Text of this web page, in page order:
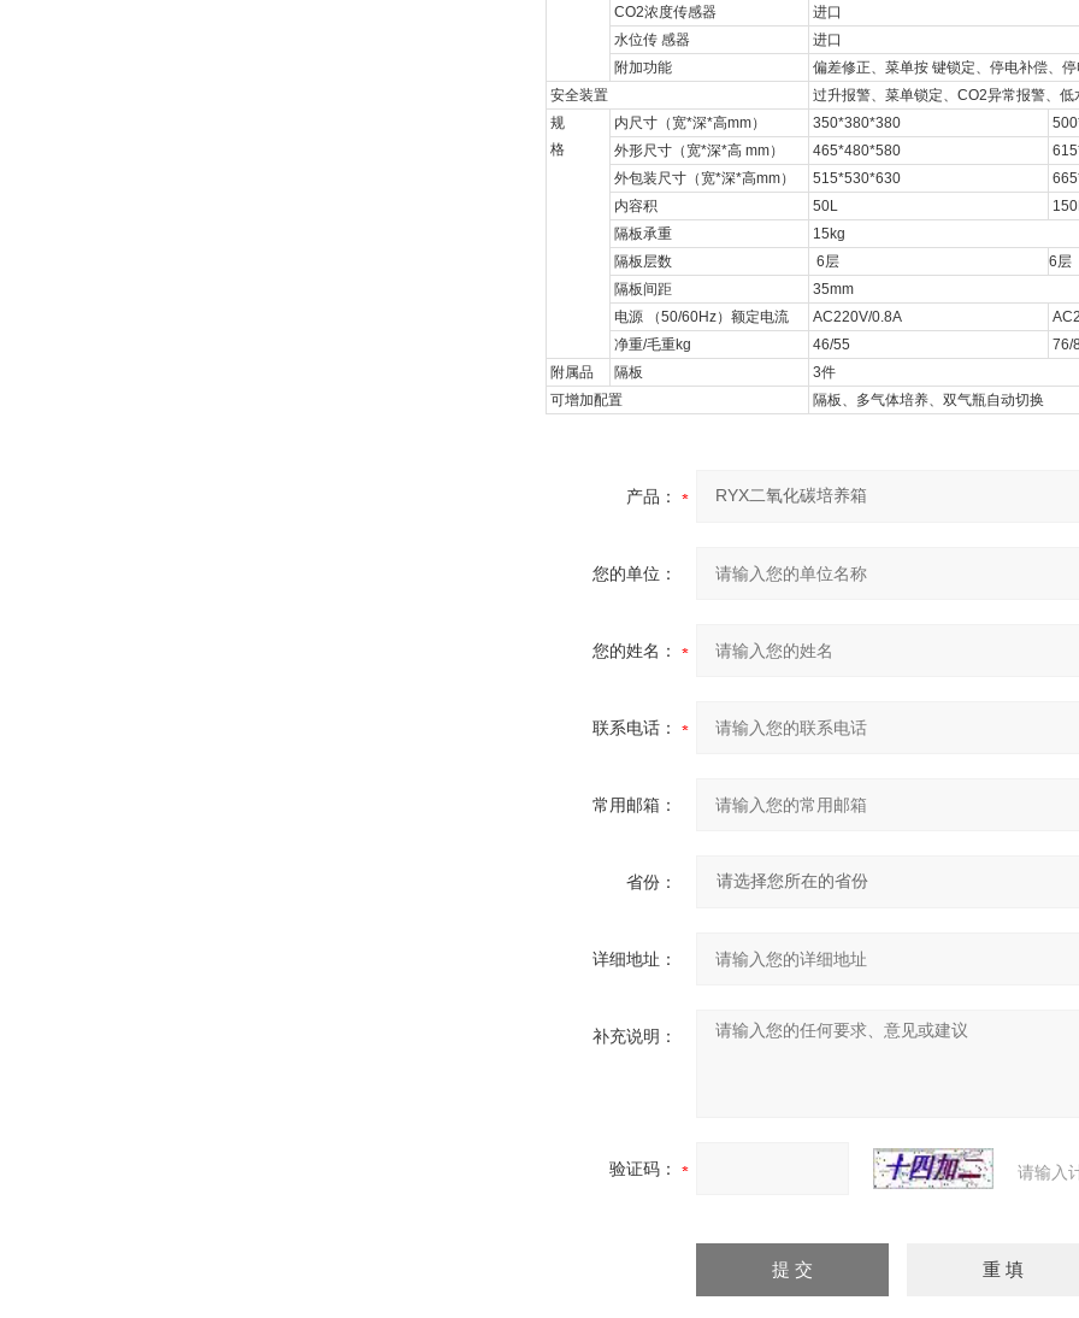
CO2浓度传感器
进口
水位传 感器
进口
附加功能
偏差修正、菜单按 键锁定、停电补偿、
安全装置
过升报警、菜单锁定、 CO2异常报警、低
规
格
内尺寸（宽*深*高mm） 350*380*380
外形尺寸（宽*深*高 mm） 465*480*580
外包装尺寸（宽*深*高mm） 515*530*630
内容积
50L
隔板承重
15kg
隔板层数
6层 6层
隔板间距
35mm
电源
（50/60Hz）额定电流 AC220V/0.8A
净重/毛重kg 46/55
76/
附属品
隔板 3件
可增加配置
隔板、多气体培养、双气瓶自动切换
产品：
您的单位：
您的姓名：
联系电话：
常用邮箱：
省份：
详细地址：
补充说明：
验证码： 请输入